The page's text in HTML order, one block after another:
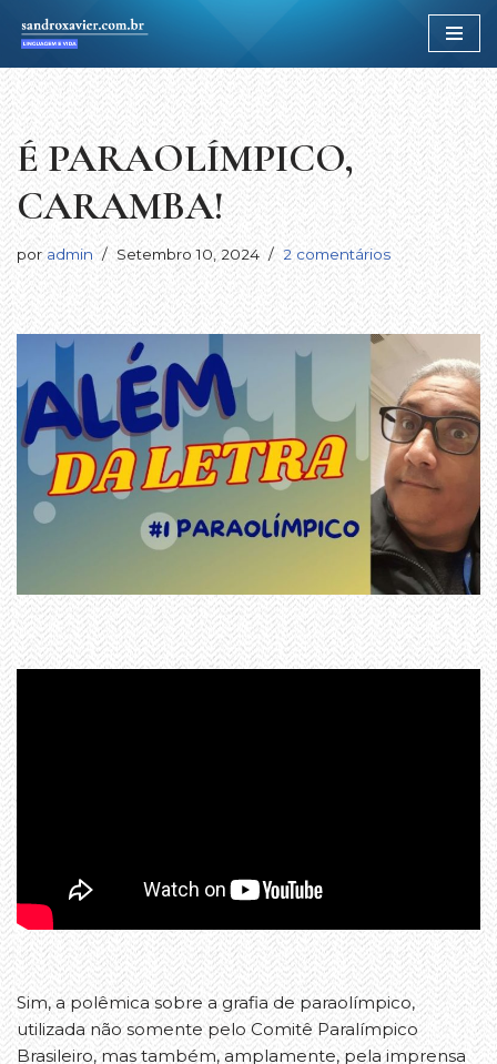
para
o
conteúdo
É PARAOLÍMPICO,
CARAMBA!
por admin Setembro 10, 2024 2 comentários
Sim, a polêmica sobre a grafia de paraolímpico,
utilizada não somente pelo Comitê Paralímpico
Brasileiro, mas também, amplamente, pela imprensa